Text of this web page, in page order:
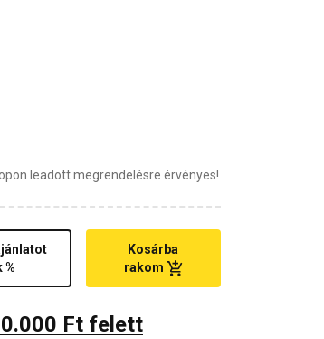
leadott megrendelésre érvényes!
%
Kosárba
rakom
Ft felett